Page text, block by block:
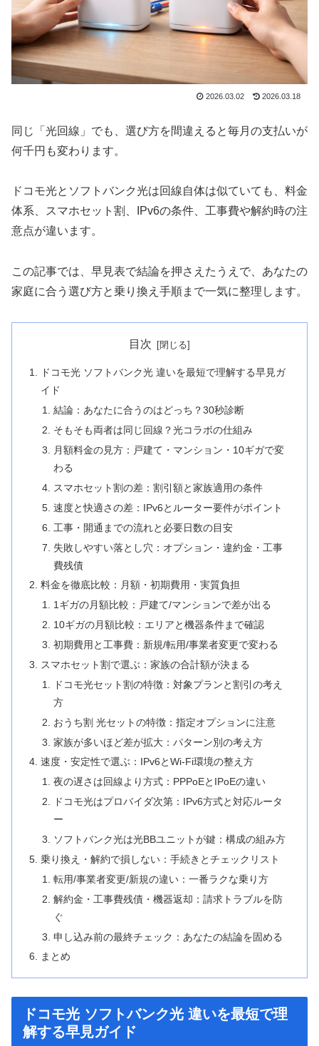
2026.03.02 2026.03.18
同じ「光回線」でも、選び方を間違えると毎月の支払いが
何千円も変わります。
ドコモ光とソフトバンク光は回線自体は似ていても、料金
体系、スマホセット割、IPv6の条件、工事費や解約時の注
意点が違います。
この記事では、早見表で結論を押さえたうえで、あなたの
家庭に合う選び方と乗り換え手順まで一気に整理します。
目次
ドコモ光 ソフトバンク光 違いを最短で理解する早見ガ
イド
結論：あなたに合うのはどっち？30秒診断
そもそも両者は同じ回線？光コラボの仕組み
月額料金の見方：戸建て・マンション・10ギガで変
わる
スマホセット割の差：割引額と家族適用の条件
速度と快適さの差：IPv6とルーター要件がポイント
工事・開通までの流れと必要日数の目安
失敗しやすい落とし穴：オプション・違約金・工事
費残債
料金を徹底比較：月額・初期費用・実質負担
1ギガの月額比較：戸建て/マンションで差が出る
10ギガの月額比較：エリアと機器条件まで確認
初期費用と工事費：新規/転用/事業者変更で変わる
スマホセット割で選ぶ：家族の合計額が決まる
ドコモ光セット割の特徴：対象プランと割引の考え
方
おうち割 光セットの特徴：指定オプションに注意
家族が多いほど差が拡大：パターン別の考え方
速度・安定性で選ぶ：IPv6とWi-Fi環境の整え方
夜の遅さは回線より方式：PPPoEとIPoEの違い
ドコモ光はプロバイダ次第：IPv6方式と対応ルータ
ー
ソフトバンク光は光BBユニットが鍵：構成の組み方
乗り換え・解約で損しない：手続きとチェックリスト
転用/事業者変更/新規の違い：一番ラクな乗り方
解約金・工事費残債・機器返却：請求トラブルを防
ぐ
申し込み前の最終チェック：あなたの結論を固める
まとめ
ドコモ光 ソフトバンク光 違いを最短で理
解する早見ガイド